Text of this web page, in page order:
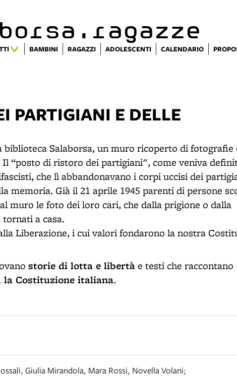
e
BAMBINI RAGAZZI ADOLESCENTI CALENDARIO
PARTIGIANI E DELLE
biblioteca Salaborsa, un muro ricoperto di
Il “posto di ristoro dei partigiani", come veniva
che lì abbandonavano i corpi uccisi dei
memoria. Già il 21 aprile 1945 parenti di persone
muro le foto dei loro cari, che dalla prigione o dalla
a casa.
Liberazione, i cui valori fondarono la nostra
storie di lotta e libertà e testi che raccontano
la Costituzione italiana.
Giulia Mirandola, Mara Rossi, Novella Volani;